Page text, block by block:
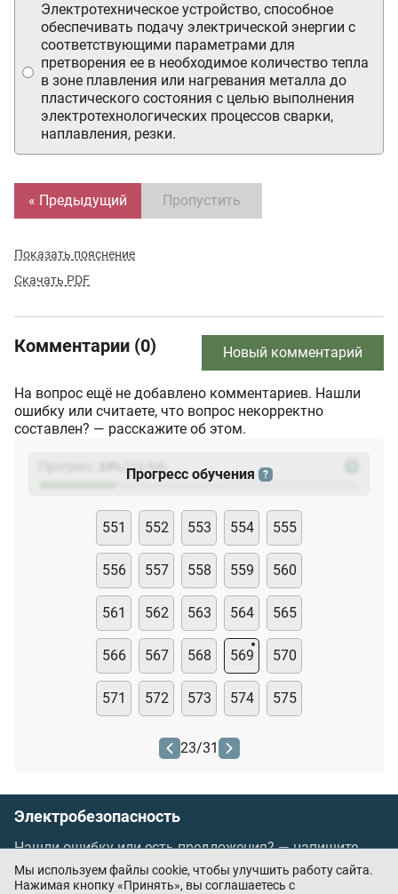
Электротехническое устройство, способное
обеспечивать подачу электрической энергии с
соответствующими параметрами для
претворения ее в необходимое количество тепла
в зоне плавления или нагревания металла до
пластического состояния с целью выполнения
электротехнологических процессов сварки,
наплавления, резки.
« Предыдущий Пропустить
Показать пояснение
Скачать PDF
Комментарии (0) Новый комментарий
На вопрос ещё не добавлено комментариев. Нашли
ошибку или считаете, что вопрос некорректно
составлен? — расскажите об этом.
(23
Прогресс обучения ?
551 552 553 554 555
556 557 558 559 560
561 562 563 564 565
566 567 568 569 570
571 572 573 574 575
23/31
Электробезопасность
Нашли ошибку или есть предложения? —напишите
нам
Порядок проведения оплаты по банковским
Мы используем файлы cookie, чтобы улучшить работу сайта.
Нажимая кнопку «Принять», вы соглашаетесь с